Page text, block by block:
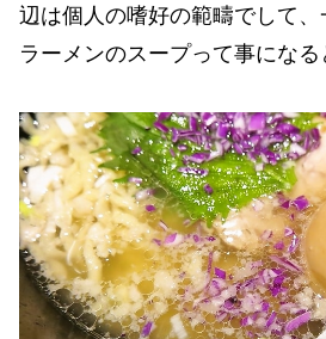
辺は個人の嗜好の範疇でして
ラーメンのスープって事になる